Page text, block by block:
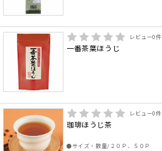
レビュー0件
一番茶葉ほうじ
レビュー0件
珈琲ほうじ茶
●サイズ・数量/２０Ｐ、５０Ｐ